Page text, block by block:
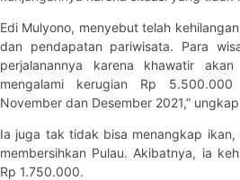
Edi Mulyono, menyebut telah
dan pendapatan pariwisata. Para
perjalanannya karena khawatir
mengalami kerugian Rp
November dan Desember 2021,”
Ia juga tak tidak bisa menangkap
membersihkan Pulau. Akibatnya, ia
Rp 1.750.000.